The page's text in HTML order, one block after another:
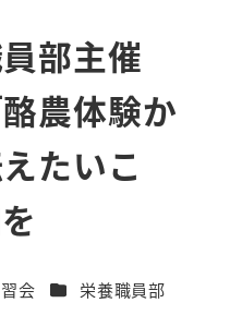
部主催
農体験か
たいこ
ー
会 カテゴリー
栄養職員部